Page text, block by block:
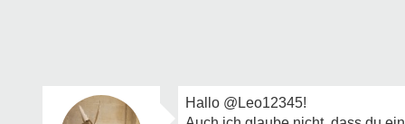
Hallo @Leo12345!